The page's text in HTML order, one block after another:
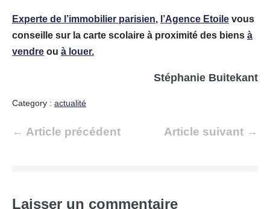
Experte de l’immobilier parisien, l’Agence Etoile vous
conseille sur la carte scolaire à proximité des biens à
vendre ou à louer.
Stéphanie Buitekant
Category : actualité
Navigation
← Article précédent Article suivant →
Laisser un commentaire